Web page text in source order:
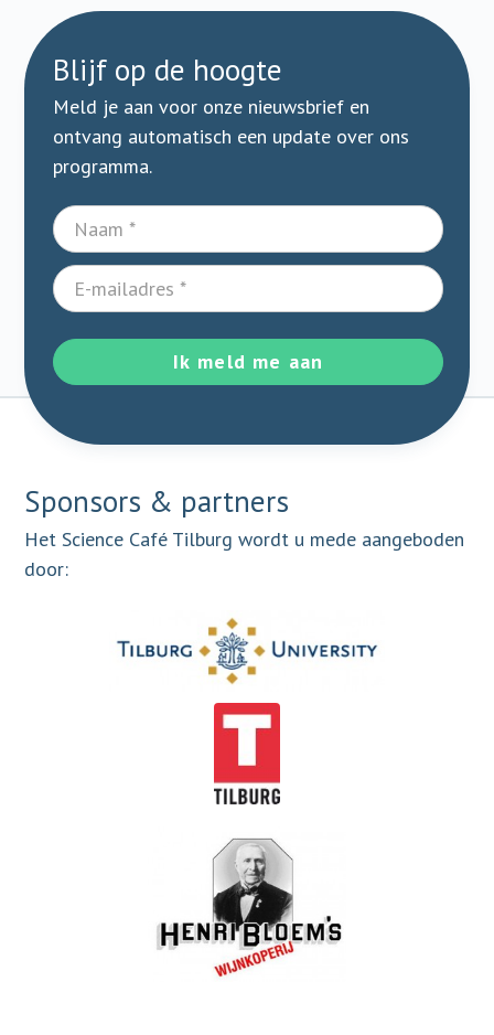
Blijf op de hoogte
Meld je aan voor onze nieuwsbrief en
ontvang automatisch een update over ons
programma.
Ik meld me aan
Sponsors & partners
Het Science Café Tilburg wordt u mede aangeboden
door: